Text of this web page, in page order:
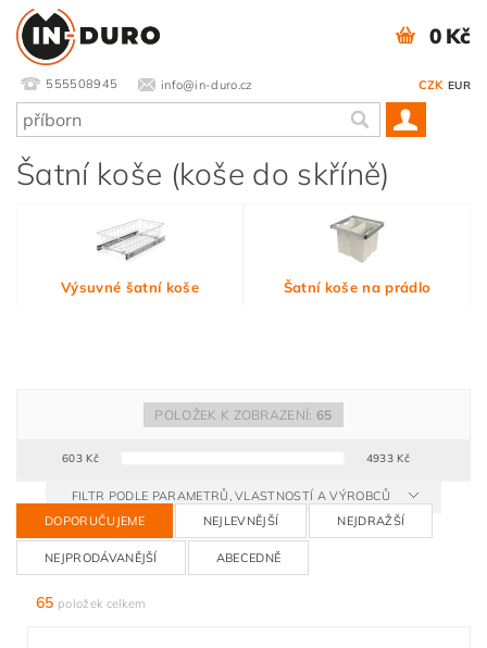
555508945 info@in-duro.cz CZK EUR
0 Kč
Šatní koše (koše do skříně)
Výsuvné šatní koše Šatní koše na prádlo
603Kč 4933 Kč
POLOŽEK K ZOBRAZENÍ:65
FILTR PODLE PARAMETRŮ, VLASTNOSTÍ A VÝROBCŮ
DOPORUČUJEME
NEJLEVNĚJŠÍ NEJDRAŽŠÍ
NEJPRODÁVANĚJŠÍ ABECEDNĚ
65 položek celkem